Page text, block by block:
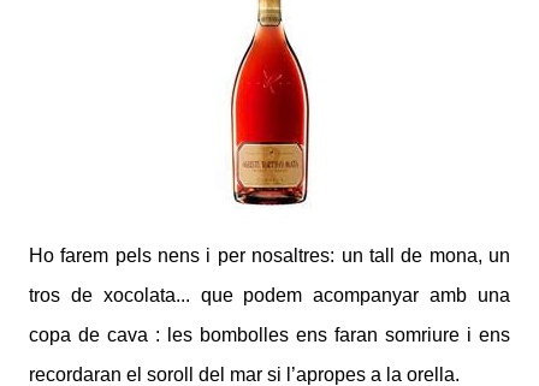
Ho farem pels nens i per nosaltres: un tall de mona, un
tros de xocolata... que podem acompanyar amb una
copa de cava : les bombolles ens faran somriure i ens
recordaran el soroll del mar si l’apropes a la orella.